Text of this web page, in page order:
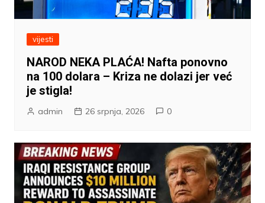
vijesti
NAROD NEKA PLAĆA! Nafta ponovno
na 100 dolara – Kriza ne dolazi jer već
je stigla!
admin 26 srpnja, 2026 0